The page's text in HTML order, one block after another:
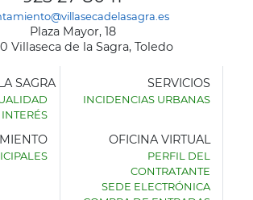
Plaza Mayor, 18
Villaseca de la Sagra, Toledo
SAGRA
INTERÉS
SERVICIOS
INCIDENCIAS URBANAS
OFICINA VIRTUAL
PERFIL DEL
CONTRATANTE
SEDE ELECTRÓNICA